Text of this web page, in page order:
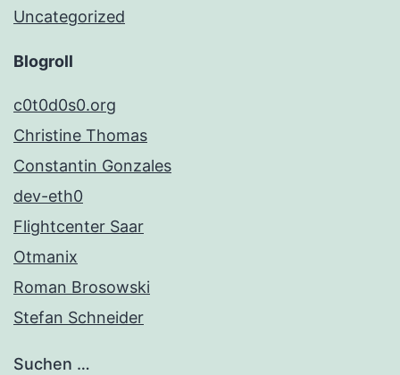
Uncategorized
Blogroll
c0t0d0s0.org
Christine Thomas
Constantin Gonzales
dev-eth0
Flightcenter Saar
Otmanix
Roman Brosowski
Stefan Schneider
Suchen …